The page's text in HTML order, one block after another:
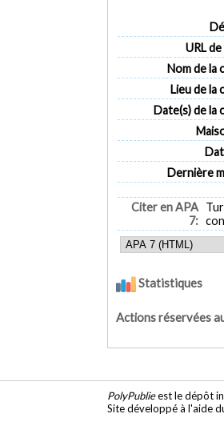
URL
Nom de la
Lieu de la
Date(s) de la
Dernière
Citer en APA
7:
Statistiques
Actions réservées
PolyPublieest le dépôt
Site développé à l'aide